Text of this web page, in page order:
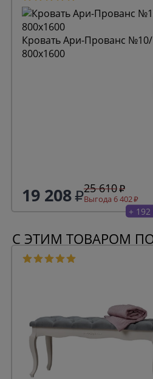
Кровать Ари-Прованс №10/
800х1600
19 208 25 610
Выгода 6 402
+
С ЭТИМ ТОВАРОМ